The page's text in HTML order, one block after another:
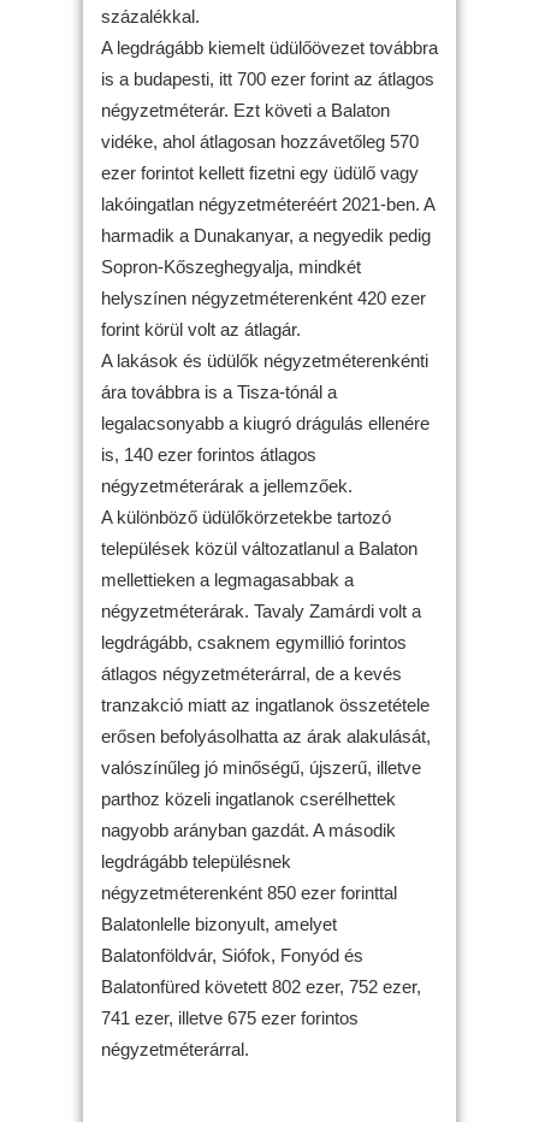
százalékkal.
A legdrágább kiemelt üdülőövezet továbbra
is a budapesti, itt 700 ezer forint az átlagos
négyzetméterár. Ezt követi a Balaton
vidéke, ahol átlagosan hozzávetőleg 570
ezer forintot kellett fizetni egy üdülő vagy
lakóingatlan négyzetméteréért 2021-ben. A
harmadik a Dunakanyar, a negyedik pedig
Sopron-Kőszeghegyalja, mindkét
helyszínen négyzetméterenként 420 ezer
forint körül volt az átlagár.
A lakások és üdülők négyzetméterenkénti
ára továbbra is a Tisza-tónál a
legalacsonyabb a kiugró drágulás ellenére
is, 140 ezer forintos átlagos
négyzetméterárak a jellemzőek.
A különböző üdülőkörzetekbe tartozó
települések közül változatlanul a Balaton
mellettieken a legmagasabbak a
négyzetméterárak. Tavaly Zamárdi volt a
legdrágább, csaknem egymillió forintos
átlagos négyzetméterárral, de a kevés
tranzakció miatt az ingatlanok összetétele
erősen befolyásolhatta az árak alakulását,
valószínűleg jó minőségű, újszerű, illetve
parthoz közeli ingatlanok cserélhettek
nagyobb arányban gazdát. A második
legdrágább településnek
négyzetméterenként 850 ezer forinttal
Balatonlelle bizonyult, amelyet
Balatonföldvár, Siófok, Fonyód és
Balatonfüred követett 802 ezer, 752 ezer,
741 ezer, illetve 675 ezer forintos
négyzetméterárral.